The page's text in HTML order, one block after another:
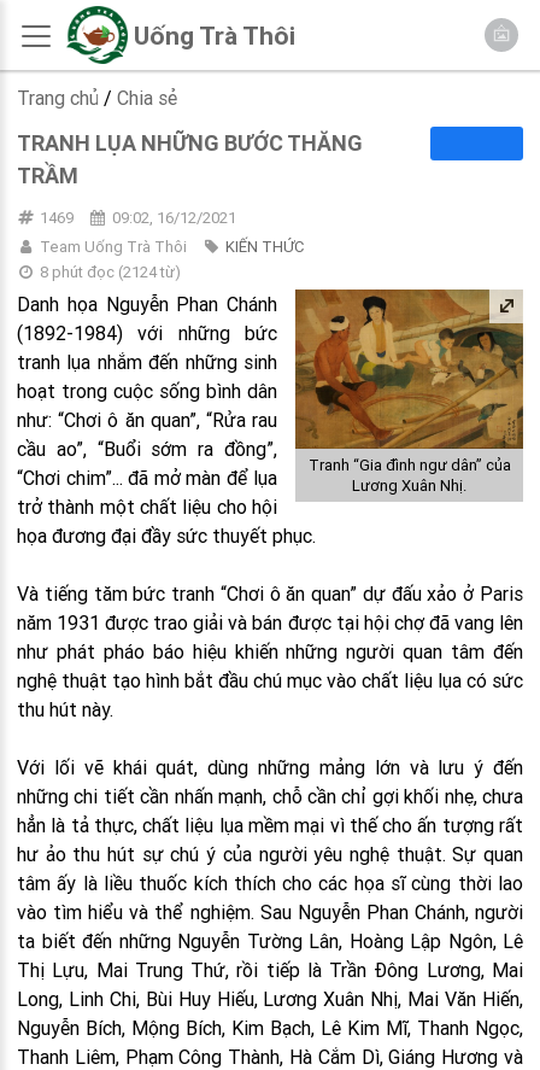
Uống Trà Thôi
Trang chủ / Chia sẻ
TRANH LỤA NHỮNG BƯỚC THĂNG
TRẦM
1469
09:02, 16/12/2021
Team Uống Trà Thôi
KIẾN THỨC
8 phút đọc(2124từ)
Tranh “Gia đình ngư dân” của
Lương Xuân Nhị.
Danh họa Nguyễn Phan Chánh
(1892-1984) với những bức
tranh lụa nhắm đến những sinh
hoạt trong cuộc sống bình dân
như: “Chơi ô ăn quan”, “Rửa rau
cầu ao”, “Buổi sớm ra đồng”,
“Chơi chim”... đã mở màn để lụa
trở thành một chất liệu cho hội
họa đương đại đầy sức thuyết phục.
Và tiếng tăm bức tranh “Chơi ô ăn quan” dự đấu xảo ở Paris
năm 1931 được trao giải và bán được tại hội chợ đã vang lên
như phát pháo báo hiệu khiến những người quan tâm đến
nghệ thuật tạo hình bắt đầu chú mục vào chất liệu lụa có sức
thu hút này.
Với lối vẽ khái quát, dùng những mảng lớn và lưu ý đến
những chi tiết cần nhấn mạnh, chỗ cần chỉ gợi khối nhẹ, chưa
hẳn là tả thực, chất liệu lụa mềm mại vì thế cho ấn tượng rất
hư ảo thu hút sự chú ý của người yêu nghệ thuật. Sự quan
tâm ấy là liều thuốc kích thích cho các họa sĩ cùng thời lao
vào tìm hiểu và thể nghiệm. Sau Nguyễn Phan Chánh, người
ta biết đến những Nguyễn Tường Lân, Hoàng Lập Ngôn, Lê
Thị Lựu, Mai Trung Thứ, rồi tiếp là Trần Đông Lương, Mai
Long, Linh Chi, Bùi Huy Hiếu, Lương Xuân Nhị, Mai Văn Hiến,
Nguyễn Bích, Mộng Bích, Kim Bạch, Lê Kim Mĩ, Thanh Ngọc,
Thanh Liêm, Phạm Công Thành, Hà Cắm Dì, Giáng Hương và